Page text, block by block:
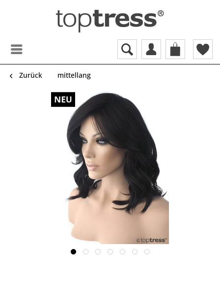
Zurück mittellang